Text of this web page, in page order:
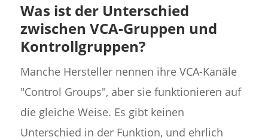
Was ist der Unterschied
zwischen VCA-Gruppen und
Kontrollgruppen?
Manche Hersteller nennen ihre VCA-Kanäle
"Control Groups", aber sie funktionieren auf
die gleiche Weise. Es gibt keinen
Unterschied in der Funktion, und ehrlich